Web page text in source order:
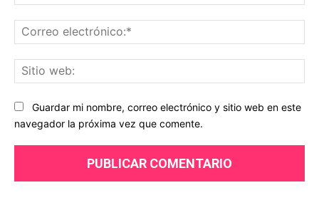
Guardar mi nombre, correo electrónico y sitio web en este
navegador la próxima vez que comente.